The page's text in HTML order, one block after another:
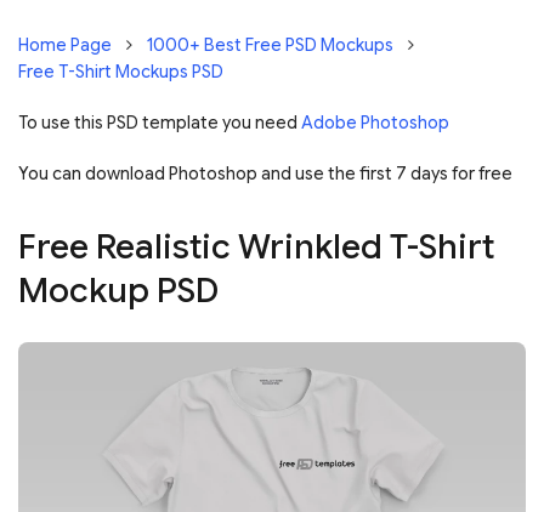
Home Page
1000+ Best Free PSD Mockups
Free T-Shirt Mockups PSD
To use this PSD template you need Adobe Photoshop
You can download Photoshop and use the first 7 days for free
Free Realistic Wrinkled T-Shirt
Mockup PSD